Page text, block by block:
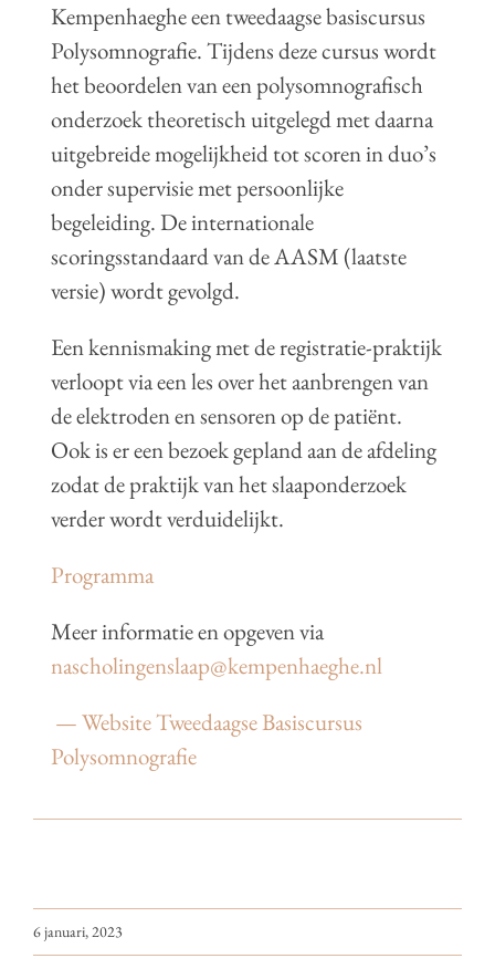
Kempenhaeghe een tweedaagse basiscursus
Polysomnografie. Tijdens deze cursus wordt
het beoordelen van een polysomnografisch
onderzoek theoretisch uitgelegd met daarna
uitgebreide mogelijkheid tot scoren in duo’s
onder supervisie met persoonlijke
begeleiding. De internationale
scoringsstandaard van de AASM (laatste
versie) wordt gevolgd.
Een kennismaking met de registratie-praktijk
verloopt via een les over het aanbrengen van
de elektroden en sensoren op de patiënt.
Ook is er een bezoek gepland aan de afdeling
zodat de praktijk van het slaaponderzoek
verder wordt verduidelijkt.
Programma
Meer informatie en opgeven via
nascholingenslaap@kempenhaeghe.nl
— Website Tweedaagse Basiscursus
Polysomnografie
6 januari, 2023